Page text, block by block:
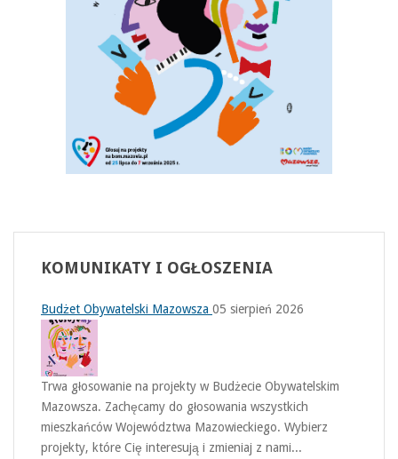
KOMUNIKATY I OGŁOSZENIA
Budżet Obywatelski Mazowsza 05 sierpień 2026
Trwa głosowanie na projekty w Budżecie Obywatelskim
Mazowsza. Zachęcamy do głosowania wszystkich
mieszkańców Województwa Mazowieckiego. Wybierz
projekty, które Cię interesują i zmieniaj z nami...